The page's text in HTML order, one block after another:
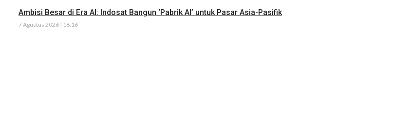
Ambisi Besar di Era AI: Indosat Bangun ‘Pabrik AI’ untuk Pasar Asia-Pasifik
7 Agustus 2026 | 18:16